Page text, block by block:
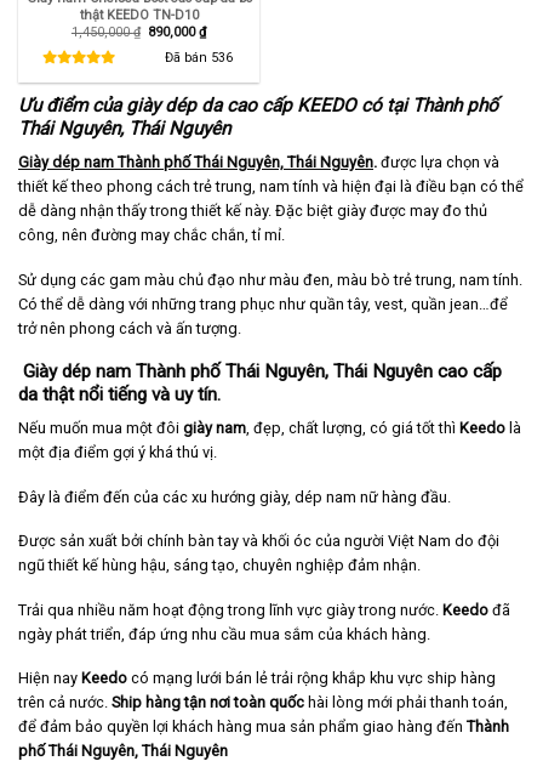
thật KEEDO TN-D10
1,450,000₫ Giá
1,450,000 ₫.
890,000₫Giá
hiện
tại
là:
890,000 ₫.
Đã bán 536
Ưu điểm của giày dép da cao cấp KEEDO có tại Thành phố
Thái Nguyên, Thái Nguyên
Giày dép nam Thành phố Thái Nguyên, Thái Nguyên. được lựa chọn và
thiết kế theo phong cách trẻ trung, nam tính và hiện đại là điều bạn có thể
dễ dàng nhận thấy trong thiết kế này. Đặc biệt giày được may đo thủ
công, nên đường may chắc chắn, tỉ mỉ.
Sử dụng các gam màu chủ đạo như màu đen, màu bò trẻ trung, nam tính.
Có thể dễ dàng với những trang phục như quần tây, vest, quần jean…để
trở nên phong cách và ấn tượng.
Giày dép nam Thành phố Thái Nguyên, Thái Nguyên cao cấp
da thật nổi tiếng và uy tín.
Nếu muốn mua một đôi giày nam , đẹp, chất lượng, có giá tốt thì Keedo là
một địa điểm gợi ý khá thú vị.
Đây là điểm đến của các xu hướng giày, dép nam nữ hàng đầu.
Được sản xuất bởi chính bàn tay và khối óc của người Việt Nam do đội
ngũ thiết kế hùng hậu, sáng tạo, chuyên nghiệp đảm nhận.
Trải qua nhiều năm hoạt động trong lĩnh vực giày trong nước. Keedo đã
ngày phát triển, đáp ứng nhu cầu mua sắm của khách hàng.
Hiện nay Keedo có mạng lưới bán lẻ trải rộng khắp khu vực ship hàng
trên cả nước. Ship hàng tận nơi toàn quốc hài lòng mới phải thanh toán,
để đảm bảo quyền lợi khách hàng mua sản phẩm giao hàng đến Thành
phố Thái Nguyên, Thái Nguyên